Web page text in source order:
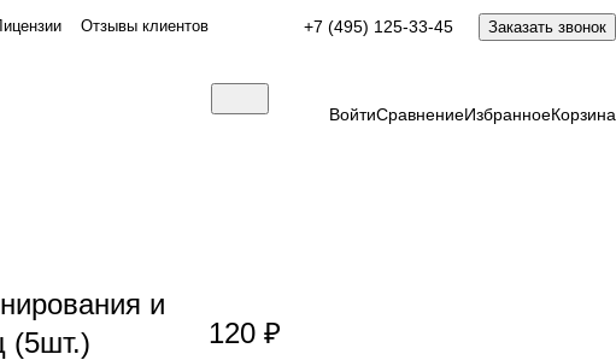
Отзывы клиентов +7 (495) 125-33-45 Заказать звонок
ВойтиСравнениеИзбранноеКорзина
и
(5шт.)
120 ₽